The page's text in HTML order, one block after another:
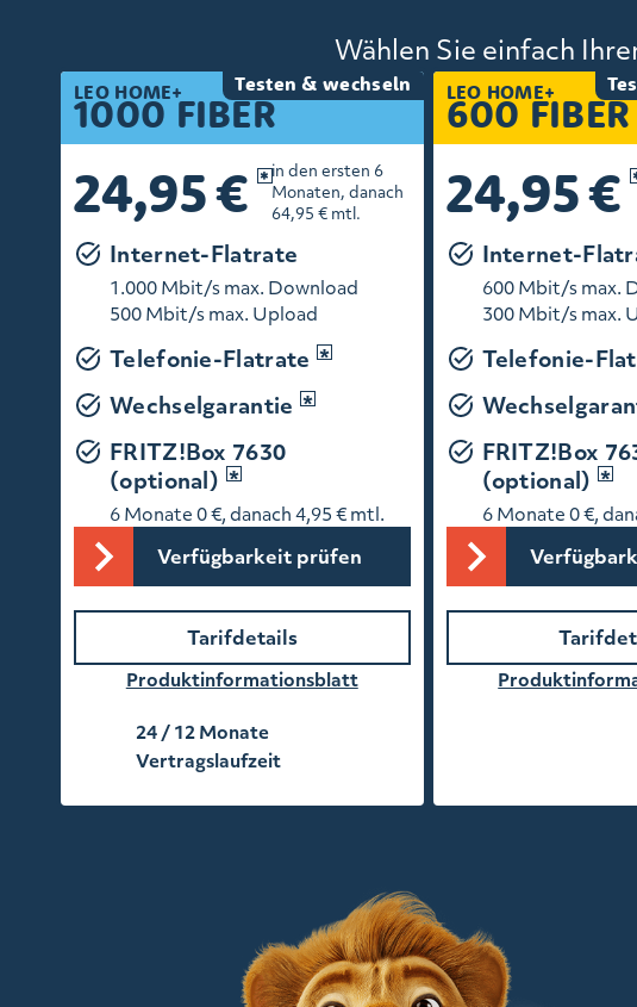
Wählen Sie einfach
LEO HOME+
600 FIBER
24,95 €
Internet-
600 Mbit/s max.
300 Mbit/s max.
Telefonie-
FRITZ!Box
(optional)
6 Monate 0 €,
LEO HOME+
1000 FIBER
Testen & wechseln
24,95 €
in den ersten 6
Monaten, danach
64,95 € mtl.
Internet-Flatrate
1.000 Mbit/s max. Download
500 Mbit/s max. Upload
Telefonie-Flatrate
Wechselgarantie
FRITZ!Box 7630
(optional)
6 Monate 0 €, danach 4,95 € mtl.
Verfügbarkeit prüfen
Tarifdetails
Produktinformationsblatt
24 / 12 Monate
Vertragslaufzeit